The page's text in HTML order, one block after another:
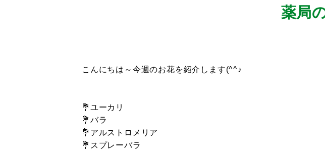
薬局
こんにちは～今週のお花を紹介します(^^♪
💐ユーカリ
💐バラ
💐アルストロメリア
💐スプレーバラ